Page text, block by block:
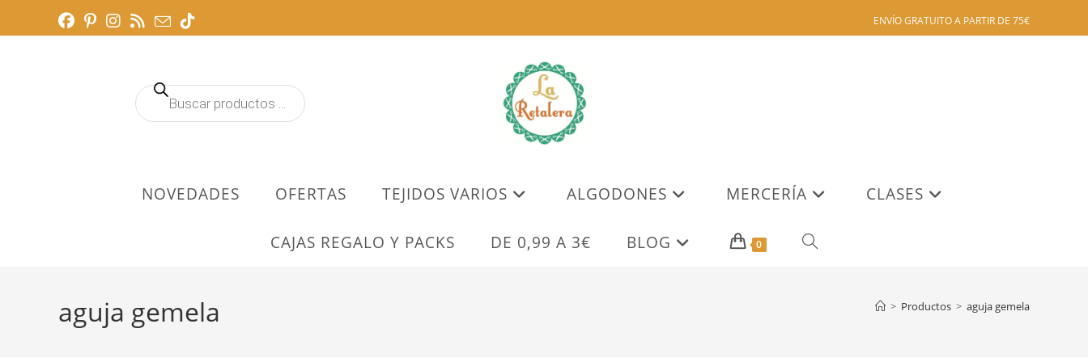
ENVÍO GRATUITO A PARTIR DE 75€
Búsqueda
de
NOVEDADES OFERTAS TEJIDOS VARIOS ALGODONES MERCERÍA CLASES
CAJAS REGALO Y PACKS DE 0,99 A 3€ BLOG 0 ALTERNAR
aguja gemela > Productos > aguja gemela